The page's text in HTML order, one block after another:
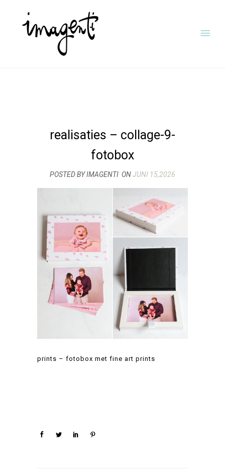
realisaties – collage-9-
fotobox
POSTED BY IMAGENTI ONJUNI 15,2026
prints – fotobox met fine art prints